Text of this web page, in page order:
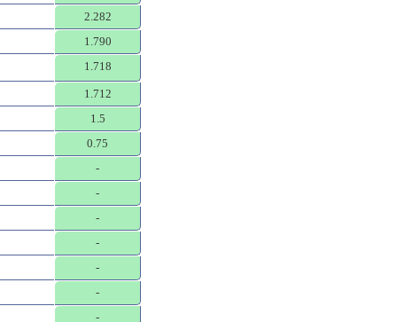
2.282
1.790
1.718
1.712
1.5
0.75
-
-
-
-
-
-
-